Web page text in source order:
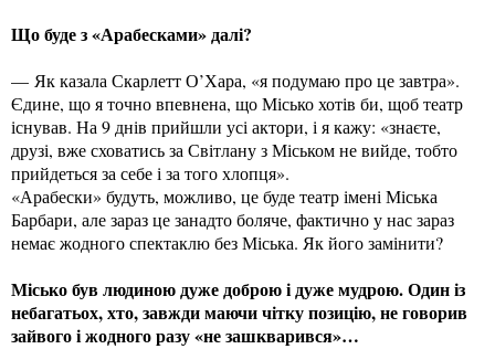
Що буде з «Арабесками» далі?
— Як казала Скарлетт О’Хара, «я подумаю про це завтра».
Єдине, що я точно впевнена, що Місько хотів би, щоб театр
існував. На 9 днів прийшли усі актори, і я кажу: «знаєте,
друзі, вже сховатись за Світлану з Міськом не вийде, тобто
прийдеться за себе і за того хлопця».
«Арабески» будуть, можливо, це буде театр імені Міська
Барбари, але зараз це занадто боляче, фактично у нас зараз
немає жодного спектаклю без Міська. Як його замінити?
Місько був людиною дуже доброю і дуже мудрою. Один із
небагатьох, хто, завжди маючи чітку позицію, не говорив
зайвого і жодного разу «не зашкварився»…